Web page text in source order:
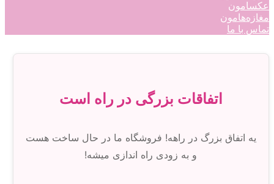
عکسامون
مغازه‌هامون
تماس با ما
اتفاقات بزرگی در راه است
یه اتفاق بزرگ در راهه! فروشگاه ما در حال ساخت هست
و به زودی راه اندازی میشه!